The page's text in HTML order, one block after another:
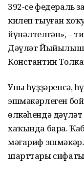
392-се федераль
килеп тыуған
йүнәлтелгән», –
Дәүләт
Константин
Уның һүҙҙәренсә,
эшмәкәрлеген
өлкәһендә
хаҡында бара.
мәғариф
шарттары